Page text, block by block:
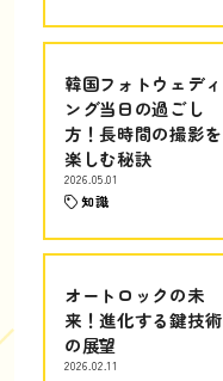
韓国フォトウェディ
ング当日の過ごし
方！長時間の撮影を
楽しむ秘訣
2026.05.01
知識
オートロックの未
来！進化する鍵技術
の展望
2026.02.11